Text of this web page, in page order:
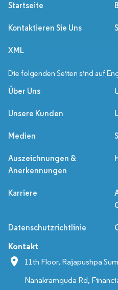
Startseite
Kontaktieren Sie Uns
XML
Die folgenden Seiten sind auf
Über Uns
Unsere Kunden
Medien
Auszeichnungen &
Anerkennungen
Karriere
Datenschutzrichtlinie
Kontakt
11th Floor, Rajapushpa
Nanakramguda Rd,